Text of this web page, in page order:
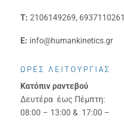
Τ: 2106149269, 6937110261
E: info@humankinetics.gr
ΩΡΕΣ ΛΕΙΤΟΥΡΓΙΑΣ
Κατόπιν ραντεβού
Δευτέρα έως Πέμπτη:
08:00 – 13:00 & 17:00 –